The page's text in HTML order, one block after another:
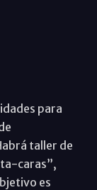
para
taller de
caras”,
es